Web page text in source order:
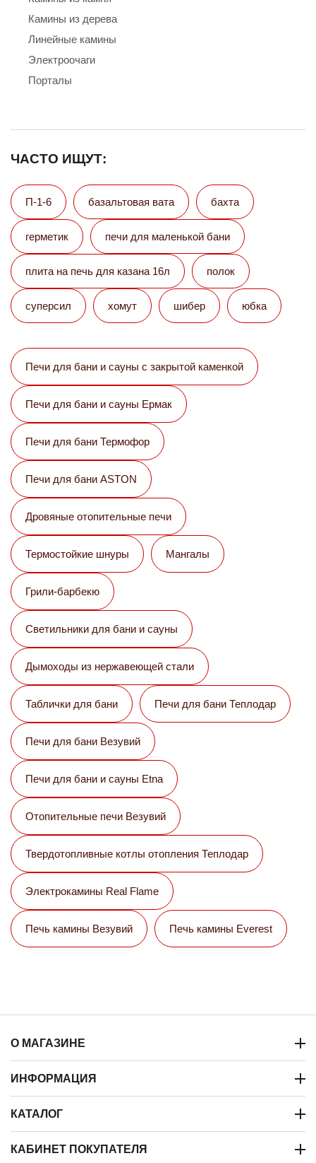
Камины из дерева
Линейные камины
Электроочаги
Порталы
ЧАСТО ИЩУТ:
П-1-6 базальтовая вата бахта
герметик печи для маленькой бани
плита на печь для казана 16л полок
суперсил хомут шибер юбка
Печи для бани и сауны с закрытой каменкой
Печи для бани и сауны Eрмак
Печи для бани Термофор
Печи для бани ASTON
Дровяные отопительные печи
Термостойкие шнуры Мангалы
Грили-барбекю
Светильники для бани и сауны
Дымоходы из нержавеющей стали
Таблички для бани Печи для бани Теплодар
Печи для бани Везувий
Печи для бани и сауны Etna
Отопительные печи Везувий
Твердотопливные котлы отопления Теплодар
Электрокамины Real Flame
Печь камины Везувий Печь камины Everest
О МАГАЗИНЕ
ИНФОРМАЦИЯ
КАТАЛОГ
КАБИНЕТ ПОКУПАТЕЛЯ